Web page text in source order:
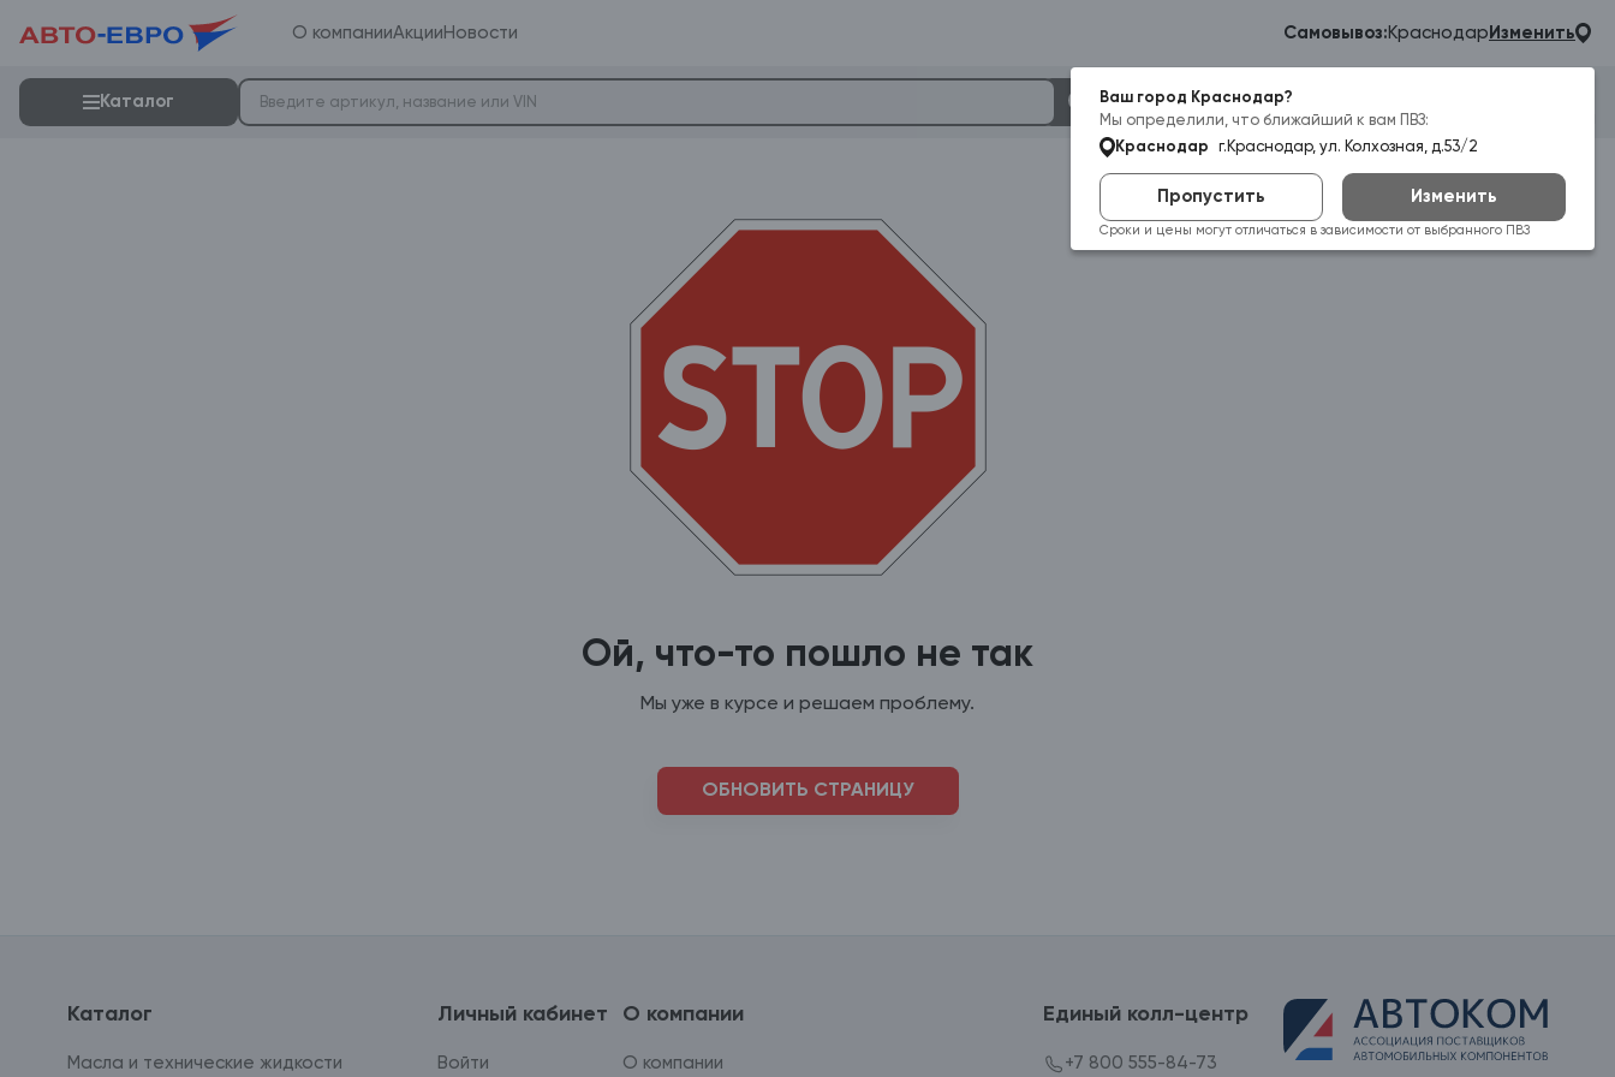
О компанииАкции Новости Самовывоз: Краснодар Изменить
Ваш город Краснодар?
Мы определили, что ближайший к вам ПВЗ:
Краснодар
г.Краснодар, ул. Колхозная, д.53/2
Пропустить Изменить
Сроки и цены могут отличаться в зависимости от выбранного ПВЗ
Каталог
Гараж
Ой, что-то пошло не так
Мы уже в курсе и решаем проблему.
ОБНОВИТЬ СТРАНИЦУ
Каталог
Масла и технические жидкости
Личный кабинет
Войти
О компании
О компании
Единый колл-центр
+7 800 555-84-73